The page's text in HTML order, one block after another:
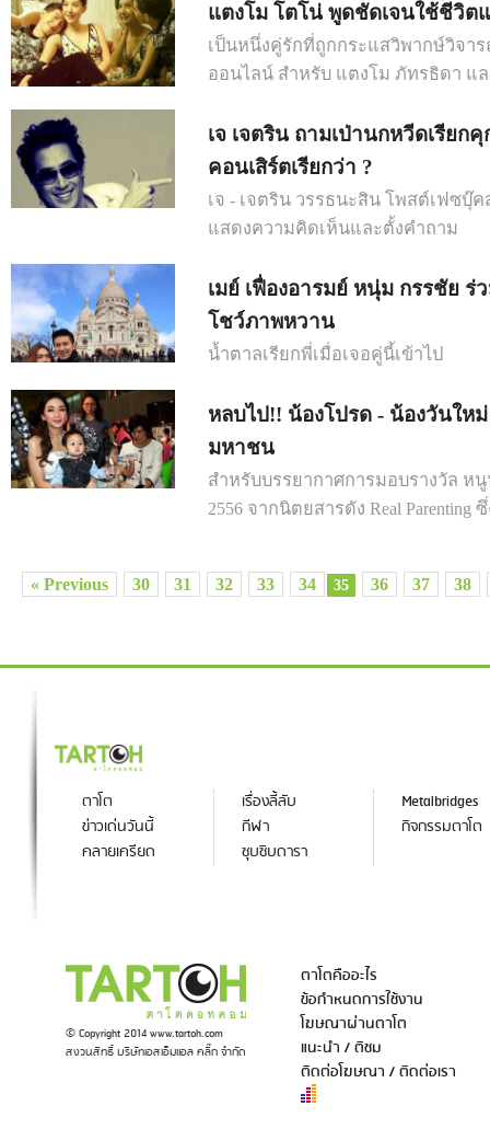
แตงโม โตโน่ พูดชัดเจนใช้ชีวิต
เป็นหนึ่งคู่รักที่ถูกกระแสวิพากษ์วิจา
ออนไลน์ สำหรับ แตงโม ภัทรธิดา แ
เจ เจตริน ถามเป่านกหวีดเรียก
คอนเสิร์ตเรียกว่า ?
เจ - เจตริน วรรธนะสิน โพสต์เฟซบุ๊คส่
แสดงความคิดเห็นและตั้งคำถาม
เมย์ เฟื่องอารมย์ หนุ่ม กรรชัย ร่
โชว์ภาพหวาน
น้ำตาลเรียกพี่เมื่อเจอคู่นี้เข้าไป
หลบไป!! น้องโปรด - น้องวันให
มหาชน
สำหรับบรรยากาศการมอบรางวัล
2556 จากนิตยสารดัง Real Parenting
« Previous 30 31 32 33 34 35 36 37 38
ตาโต
ข่าวเด่นวันนี้
คลายเครียด
เรื่องลี้ลับ
กีฬา
ซุบซิบดารา
Metalbridges
กิจกรรมตาโต
© Copyright 2014 www.tartoh.com
สงวนสิทธิ์ บริษัทเอสเอ็มแอล คลิ๊ก จำกัด
ตาโตคืออะไร
ข้อกำหนดการใช้งาน
โฆษณาผ่านตาโต
แนะนำ / ติชม
ติดต่อโฆษณา / ติดต่อเรา